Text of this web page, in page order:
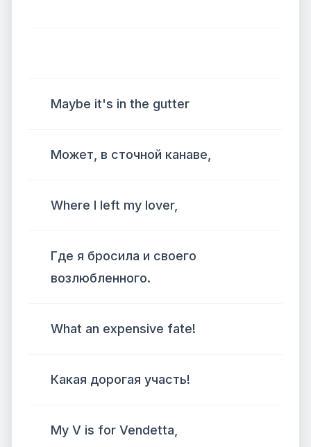
Maybe it's in the gutter
Может, в сточной канаве,
Where I left my lover,
Где я бросила и своего
возлюбленного.
What an expensive fate!
Какая дорогая участь!
My V is for Vendetta,